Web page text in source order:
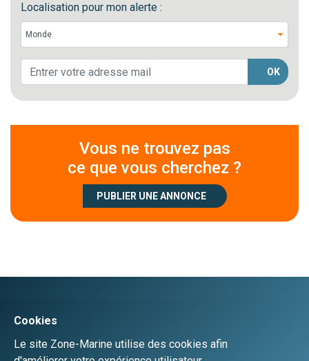
Localisation pour mon alerte :
OK
Vous ne trouvez pas
ce que vous cherchez ?
PUBLIER UNE ANNONCE